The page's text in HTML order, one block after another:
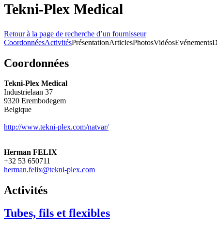
Tekni-Plex Medical
Retour à la page de recherche d’un fournisseur
CoordonnéesActivitésPrésentationArticlesPhotosVidéosEvénements
Coordonnées
Tekni-Plex Medical
Industrielaan 37
9320 Erembodegem
Belgique
http://www.tekni-plex.com/natvar/
Herman FELIX
+32 53 650711
herman.felix@tekni-plex.com
Activités
Tubes, fils et flexibles